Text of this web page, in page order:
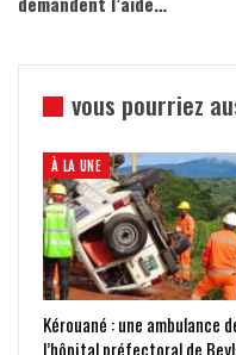
vous pourriez
À LA UNE
Kérouané : une ambulance
l’hôpital préfectoral de